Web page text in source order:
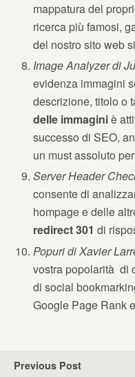
mappatura del
ricerca più famosi,
del nostro sito web
Image Analyzer di
evidenza immagini
descrizione, titolo o
delle immaginiè
successo di SEO,
un must assoluto
Server Header
consente di
hompage e delle
redirect 301 di
Popuri di Xavier
vostra popolarità di
di social
Google Page Rank
Previous Post